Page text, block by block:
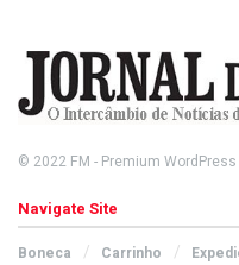
© 2022 FM - Premium
Navigate Site
Boneca Carrinho